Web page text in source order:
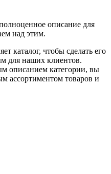
описание для
над этим.
каталог, чтобы сделать его
для наших клиентов.
описанием категории, вы
ассортиментом товаров и